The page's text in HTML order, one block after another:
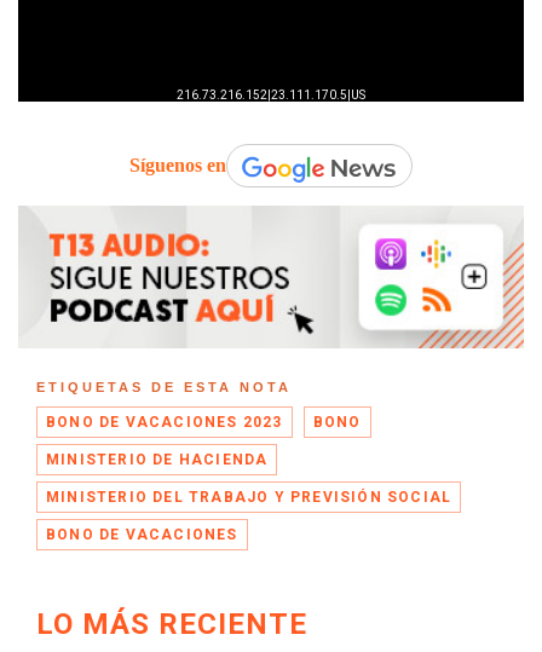
Síguenos en
ETIQUETAS DE ESTA NOTA
BONO DE VACACIONES 2023 BONO
MINISTERIO DE HACIENDA
MINISTERIO DEL TRABAJO Y PREVISIÓN SOCIAL
BONO DE VACACIONES
LO MÁS RECIENTE